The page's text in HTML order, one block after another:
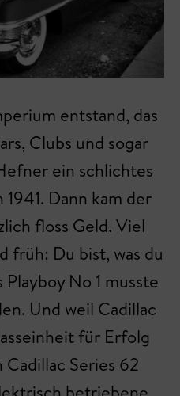
entstand, das
Clubs und sogar
ein schlichtes
Dann kam der
floss Geld. Viel
früh: Du bist, was du
No 1 musste
Und weil Cadillac
für Erfolg
Series 62